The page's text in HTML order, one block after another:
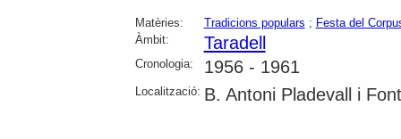
Matèries: Tradicions populars ; Festa del
Àmbit:
Taradell
Cronologia: 1956 - 1961
Localització: B. Antoni Pladevall i